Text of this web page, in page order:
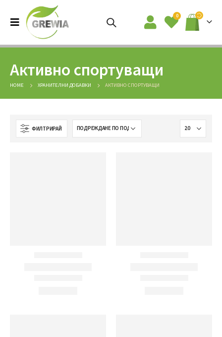
0
Активно спортуващи
HOME ХРАНИТЕЛНИ ДОБАВКИ АКТИВНО СПОРТУВАЩИ
ФИЛТРИРАЙ